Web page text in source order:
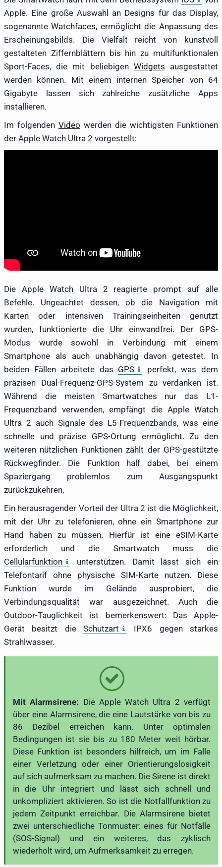
Apple. Eine große Auswahl an Designs für das Display,
sogenannteWatchfaces, ermöglicht die Anpassung des
Erscheinungsbilds. Die Vielfalt reicht von kunstvoll
gestalteten Ziffernblättern bis hin zu multifunktionalen
Sport-Faces, die mit beliebigen Widgets ausgestattet
werden können. Mit einem internen Speicher von 64
Gigabyte lassen sich zahlreiche zusätzliche Apps
installieren.
Im folgenden Video werden die wichtigsten Funktionen
der Apple Watch Ultra 2 vorgestellt:
Die Apple Watch Ultra 2 reagierte prompt auf alle
Befehle. Ungeachtet dessen, ob die Navigation mit
Karten oder intensiven Trainingseinheiten genutzt
wurden, funktionierte die Uhr einwandfrei. Der GPS-
Modus wurde sowohl in Verbindung mit einem
Smartphone als auch unabhängig davon getestet. In
beiden Fällen arbeitete das GPS
perfekt, was dem
präzisen Dual-Frequenz-GPS-System zu verdanken ist.
Während die meisten Smartwatches nur das L1-
Frequenzband verwenden, empfängt die Apple Watch
Ultra 2 auch Signale des L5-Frequenzbands, was eine
schnelle und präzise GPS-Ortung ermöglicht. Zu den
weiteren nützlichen Funktionen zählt der GPS-gestützte
Rückwegfinder. Die Funktion half dabei, bei einem
Spaziergang problemlos zum Ausgangspunkt
zurückzukehren.
Ein herausragender Vorteil der Ultra 2 ist die Möglichkeit,
mit der Uhr zu telefonieren, ohne ein Smartphone zur
Hand haben zu müssen. Hierfür ist eine eSIM-Karte
erforderlich und die Smartwatch muss die
Cellularfunktion
unterstützen. Damit lässt sich ein
Telefontarif ohne physische SIM-Karte nutzen. Diese
Funktion wurde im Gelände ausprobiert, die
Verbindungsqualität war ausgezeichnet. Auch die
Outdoor-Tauglichkeit ist bemerkenswert: Das Apple-
Gerät besitzt die Schutzart
IPX6 gegen starkes
Strahlwasser.
Mit Alarmsirene: Die Apple Watch Ultra 2 verfügt
über eine Alarmsirene, die eine Lautstärke von bis zu
86 Dezibel erreichen kann. Unter optimalen
Bedingungen ist sie bis zu 180 Meter weit hörbar.
Diese Funktion ist besonders hilfreich, um im Falle
einer Verletzung oder einer Orientierungslosigkeit
auf sich aufmerksam zu machen. Die Sirene ist direkt
in die Uhr integriert und lässt sich schnell und
unkompliziert aktivieren. So ist die Notfallfunktion zu
jedem Zeitpunkt erreichbar. Die Alarmsirene bietet
zwei unterschiedliche Tonmuster: eines für Notfälle
(SOS-Signal) und ein weiteres, das zyklisch
wiederholt wird, um Aufmerksamkeit zu erregen.